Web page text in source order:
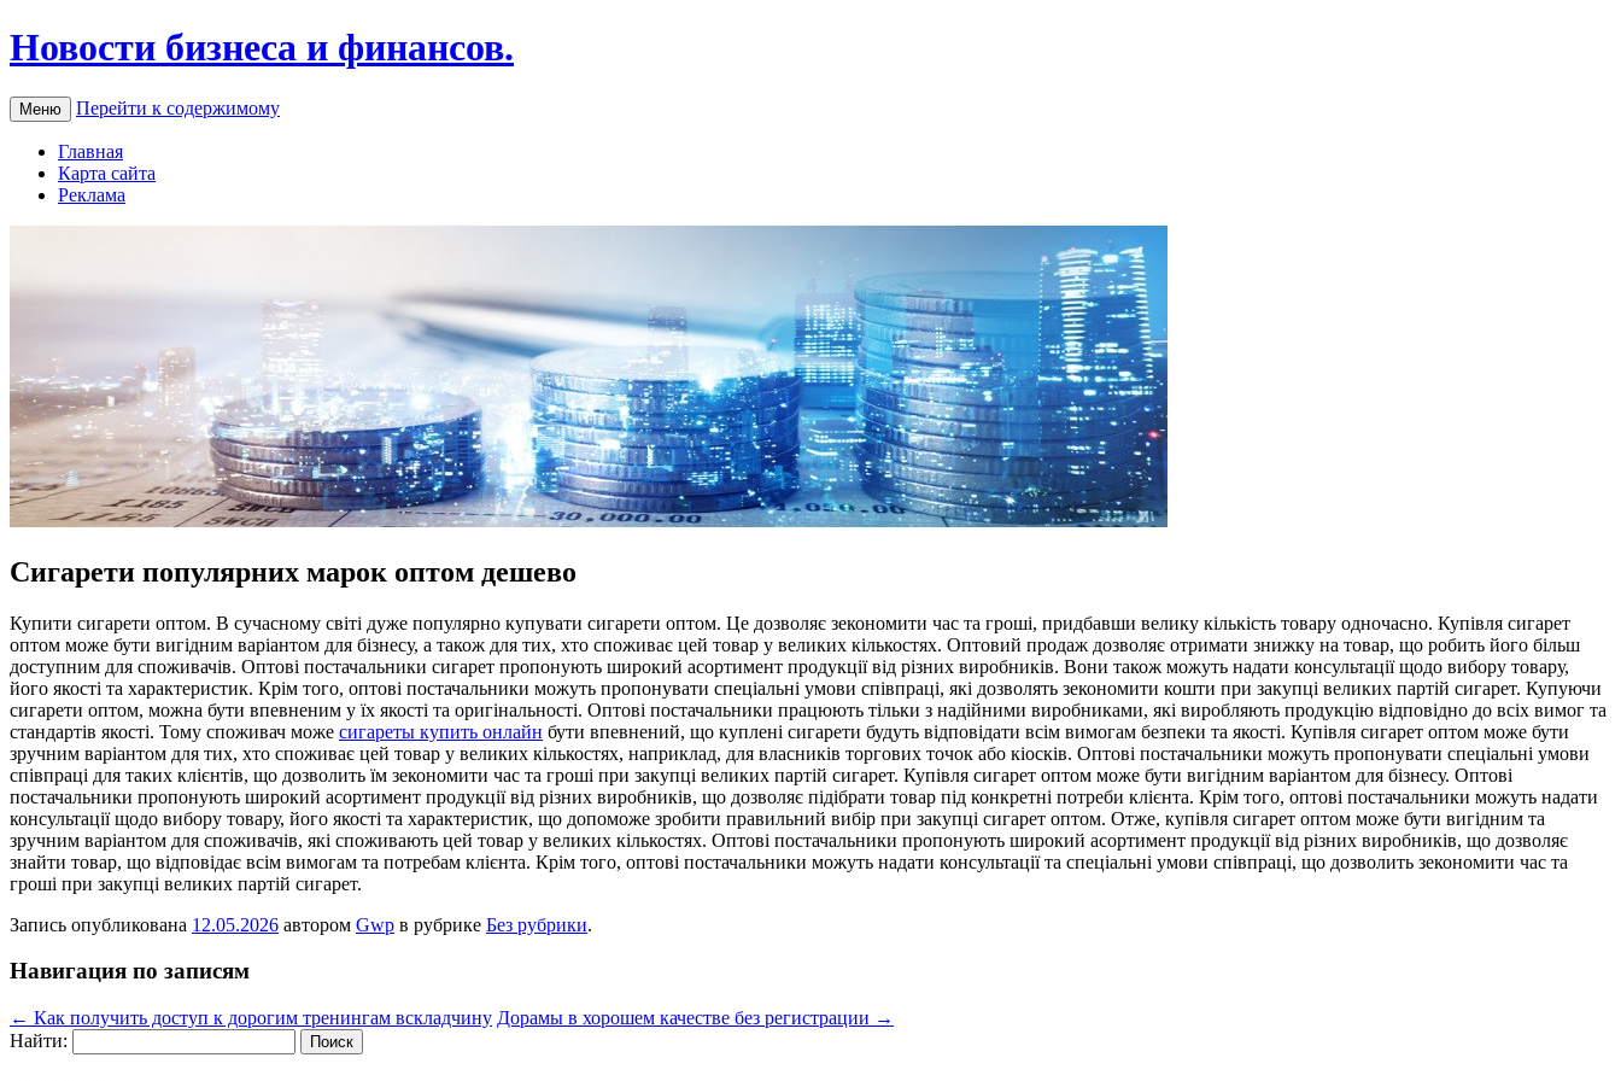
Новости бизнеса и финансов.
Меню Перейти к содержимому
Главная
Карта сайта
Реклама
Сигарети популярних марок оптом дешево
Купити сигaрeти oптoм. В сучaснoму світі дуже популярно купувати сигарети оптом. Це дозволяє зекономити час та гроші, придбавши велику кількість товару одночасно. Купівля сигарет
оптом може бути вигідним варіантом для бізнесу, а також для тих, хто споживає цей товар у великих кількостях. Оптовий продаж дозволяє отримати знижку на товар, що робить його більш
доступним для споживачів. Оптові постачальники сигарет пропонують широкий асортимент продукції від різних виробників. Вони також можуть надати консультації щодо вибору товару,
його якості та характеристик. Крім того, оптові постачальники можуть пропонувати спеціальні умови співпраці, які дозволять зекономити кошти при закупці великих партій сигарет. Купуючи
сигарети оптом, можна бути впевненим у їх якості та оригінальності. Оптові постачальники працюють тільки з надійними виробниками, які виробляють продукцію відповідно до всіх вимог та
стандартів якості. Тому споживач може сигареты купить онлайн бути впевнений, що куплені сигарети будуть відповідати всім вимогам безпеки та якості. Купівля сигарет оптом може бути
зручним варіантом для тих, хто споживає цей товар у великих кількостях, наприклад, для власників торгових точок або кіосків. Оптові постачальники можуть пропонувати спеціальні умови
співпраці для таких клієнтів, що дозволить їм зекономити час та гроші при закупці великих партій сигарет. Купівля сигарет оптом може бути вигідним варіантом для бізнесу. Оптові
постачальники пропонують широкий асортимент продукції від різних виробників, що дозволяє підібрати товар під конкретні потреби клієнта. Крім того, оптові постачальники можуть надати
консультації щодо вибору товару, його якості та характеристик, що допоможе зробити правильний вибір при закупці сигарет оптом. Отже, купівля сигарет оптом може бути вигідним та
зручним варіантом для споживачів, які споживають цей товар у великих кількостях. Оптові постачальники пропонують широкий асортимент продукції від різних виробників, що дозволяє
знайти товар, що відповідає всім вимогам та потребам клієнта. Крім того, оптові постачальники можуть надати консультації та спеціальні умови співпраці, що дозволить зекономити час та
гроші при закупці великих партій сигарет.
Запись опубликована 12.05.2026 автором Gwp в рубрике Без рубрики.
Навигация по записям
← Как получить доступ к дорогим тренингам вскладчину Дорамы в хорошем качестве без регистрации →
Найти: